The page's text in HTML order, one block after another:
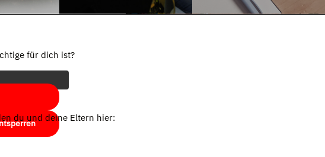
unten.
für dich ist?
du und deine Eltern hier: